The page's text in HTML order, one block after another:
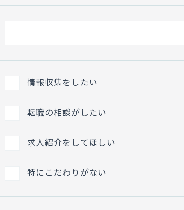
情報収集をしたい
転職の相談がしたい
求人紹介をしてほしい
特にこだわりがない